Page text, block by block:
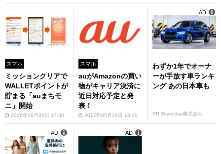
スマホ
ミッションクリアで
WALLETポイントが
貯まる「auまちモ
ニ」開始
2016年08月24日 17:30
スマホ
auがAmazonの買い
物がキャリア決済に
近日対応予定と発
表！
2017年05月24日 18:00
わずか1年でオーナ
ーが手放す車ランキ
ング あの日本車も
PR Skyrocket株式会社
AD
AD AD